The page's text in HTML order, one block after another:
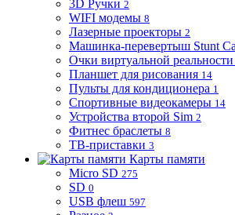
3D Ручки 2
WIFI модемы 8
Лазерные проекторы 2
Машинка-перевертыш Stunt
Очки виртуальной реальности
Планшет для рисования 14
Пульты для кондиционера 1
Спортивные видеокамеры 14
Устройства второй Sim 2
Фитнес браслеты 8
ТВ-приставки 3
Карты памяти
Micro SD 275
SD 0
USB флеш 597